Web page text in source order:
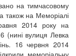
на тимчасовому
також на Меморіалі
2014 року на
(нині вулиця Левка
16 червня 2014
меморіальну